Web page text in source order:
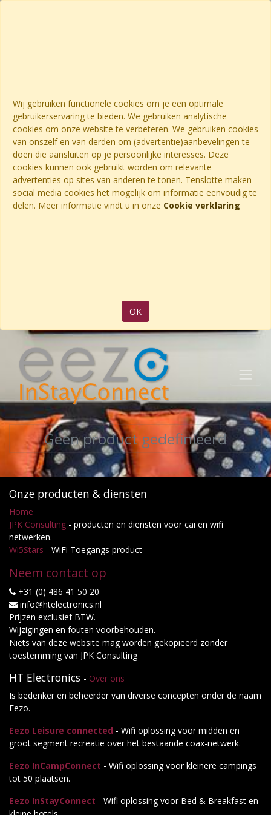
Wij gebruiken functionele cookies om je een optimale
gebruikerservaring te bieden. We gebruiken analytische
cookies om onze website te verbeteren. We gebruiken cookies
van onszelf en van derden om (advertentie)aanbevelingen te
doen die aansluiten op je persoonlijke interesses. Deze
cookies kunnen ook gebruikt worden om relevante
advertenties op sites van anderen te tonen. Tenslotte maken
social media cookies het mogelijk om informatie eenvoudig te
delen. Meer informatie vindt u in onze Cookie verklaring
OK
Geen product gedefinieerd
Onze producten & diensten
Home
JPK Consulting - producten en diensten voor cai en wifi
netwerken.
Wi5Stars - WiFi Toegangs product
Neem contact op
+31 (0) 486 41 50 20
info@htelectronics.nl
Prijzen exclusief BTW.
Wijzigingen en fouten voorbehouden.
Niets van deze website mag worden gekopieerd zonder
toestemming van JPK Consulting
HT Electronics - Over ons
Is bedenker en beheerder van diverse concepten onder de naam
Eezo.
Eezo Leisure connected - Wifi oplossing voor midden en
groot segment recreatie over het bestaande coax-netwerk.
Eezo InCampConnect - Wifi oplossing voor kleinere campings
tot 50 plaatsen.
Eezo InStayConnect - Wifi oplossing voor Bed & Breakfast en